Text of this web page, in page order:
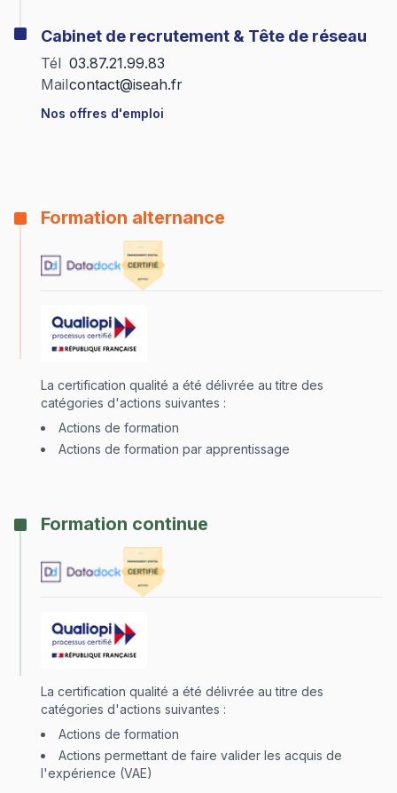
Cabinet de recrutement & Tête de réseau
Tél 03.87.21.99.83
Mailcontact@iseah.fr
Nos offres d'emploi
Formation alternance
La certification qualité a été délivrée au titre des
catégories d'actions suivantes :
Actions de formation
Actions de formation par apprentissage
Formation continue
La certification qualité a été délivrée au titre des
catégories d'actions suivantes :
Actions de formation
Actions permettant de faire valider les acquis de
l'expérience (VAE)